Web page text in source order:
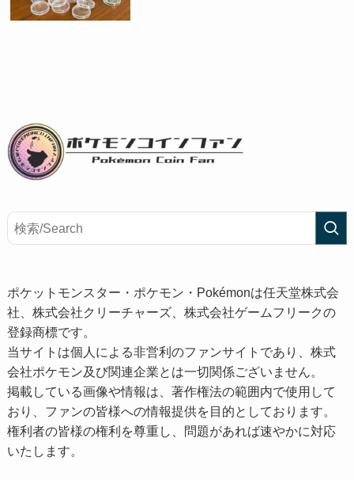
ポケットモンスター・ポケモン・Pokémonは任天堂株式会
社、株式会社クリーチャーズ、株式会社ゲームフリークの
登録商標です。
当サイトは個人による非営利のファンサイトであり、株式
会社ポケモン及び関連企業とは一切関係ございません。
掲載している画像や情報は、著作権法の範囲内で使用して
おり、ファンの皆様への情報提供を目的としております。
権利者の皆様の権利を尊重し、問題があれば速やかに対応
いたします。